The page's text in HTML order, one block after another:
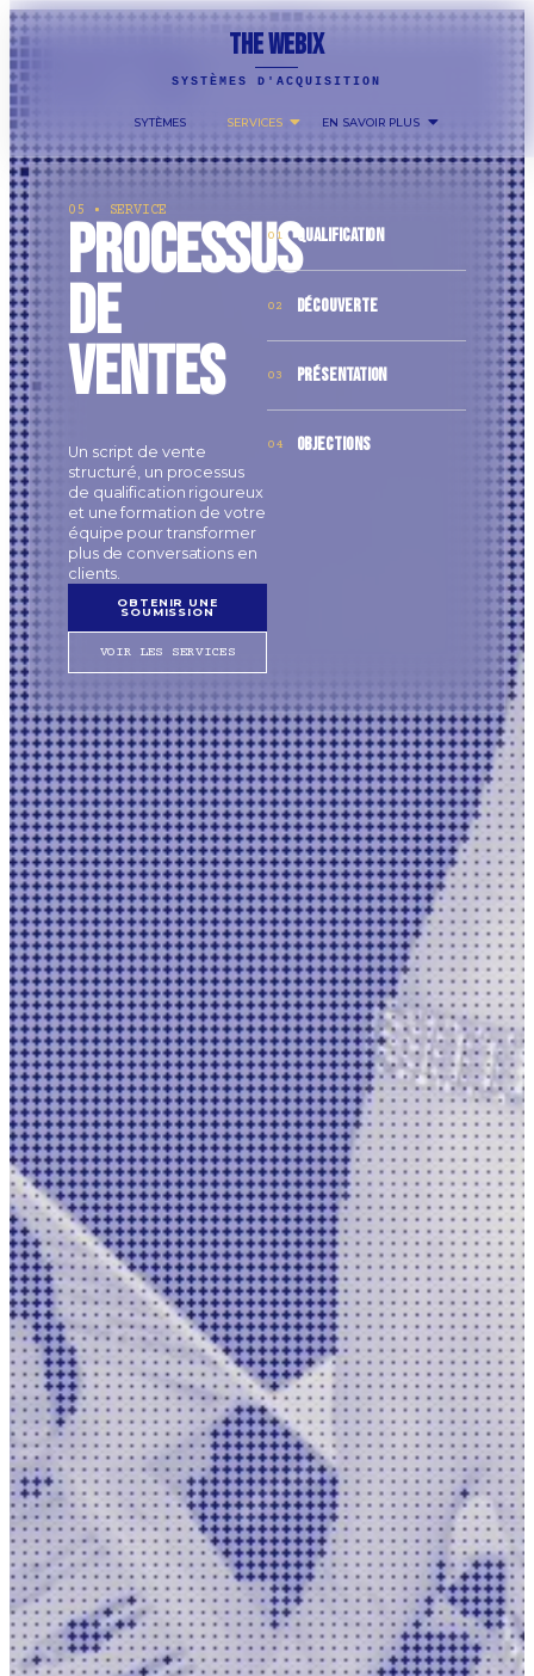
THE WEBIX
SYSTÈMES D'ACQUISITION
SYTÈMES SERVICES EN SAVOIR PLUS
05 • SERVICE
Processus
de
ventes
Un script de vente
structuré, un processus
de qualification rigoureux
et une formation de votre
équipe pour transformer
plus de conversations en
clients.
OBTENIR UNE
SOUMISSION
VOIR LES SERVICES
01 QUALIFICATION
02 DÉCOUVERTE
03 PRÉSENTATION
04 OBJECTIONS